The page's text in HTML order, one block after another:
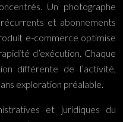
Un photographe
et abonnements
e-commerce optimise
d’exécution. Chaque
différente de l’activité,
exploration préalable.
et juridiques du